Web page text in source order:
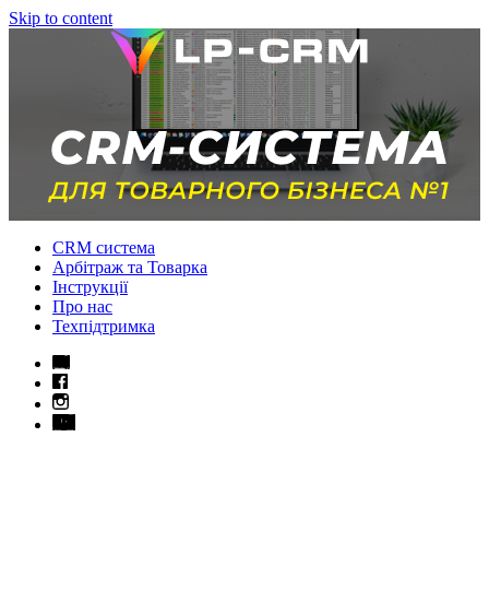
Skip to content
CRM система
Арбітраж та Товарка
Інструкції
Про нас
Техпідтримка